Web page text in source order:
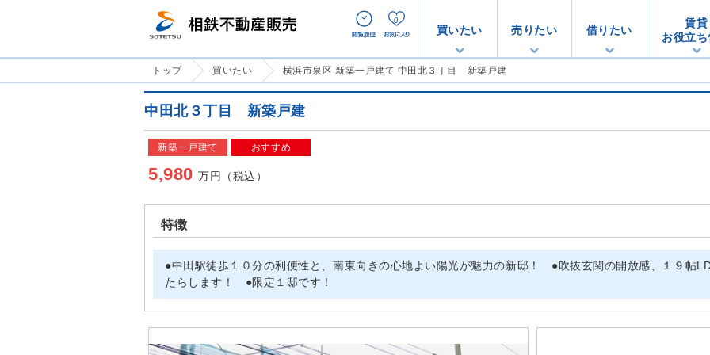
買いたい 売りたい 借りたい
賃貸
お役立
0
トップ 買いたい 横浜市泉区 新築一戸建て 中田北３丁目 新築戸建
中田北３丁目 新築戸建
新築一戸建て おすすめ
5,980万円（税込）
特徴
●中田駅徒歩１０分の利便性と、南東向きの心地よい陽光が魅力の新邸！ ●吹抜玄関の開放感、１９帖
たらします！ ●限定１邸です！